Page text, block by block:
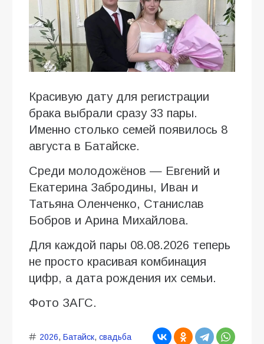
Красивую дату для регистрации
брака выбрали сразу 33 пары.
Именно столько семей появилось 8
августа в Батайске.
Среди молодожёнов — Евгений и
Екатерина Забродины, Иван и
Татьяна Оленченко, Станислав
Бобров и Арина Михайлова.
Для каждой пары 08.08.2026 теперь
не просто красивая комбинация
цифр, а дата рождения их семьи.
Фото ЗАГС.
2026, Батайск, свадьба